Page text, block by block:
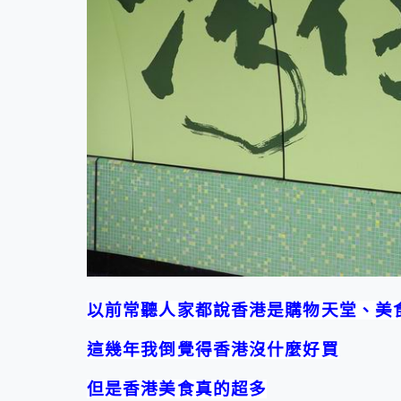
以前常聽人家都說香港是購物天堂、美
這幾年我倒覺得香港沒什麼好買
但是香港美食真的超多